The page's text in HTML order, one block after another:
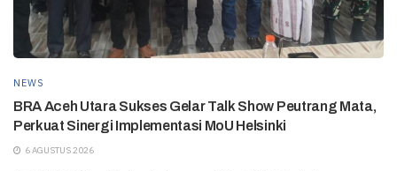
NEWS
BRA Aceh Utara Sukses Gelar Talk Show Peutrang Mata,
Perkuat Sinergi Implementasi MoU Helsinki
6 AGUSTUS 2026